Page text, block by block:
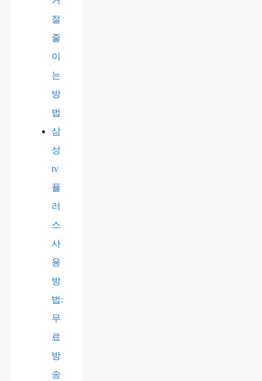
절
줄
이
는
방
법
삼
성
tv
플
러
스
사
용
방
법:
무
료
방
송